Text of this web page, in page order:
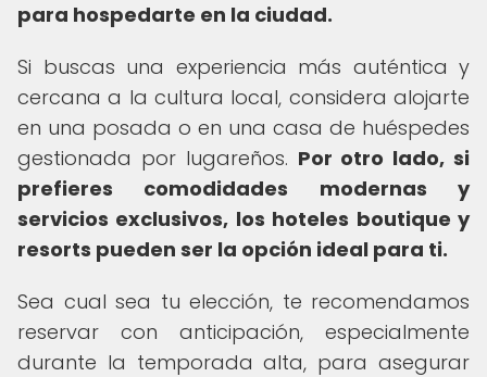
para hospedarte en la ciudad.
Si buscas una experiencia más auténtica y
cercana a la cultura local, considera alojarte
en una posada o en una casa de huéspedes
gestionada por lugareños. Por otro lado, si
prefieres comodidades modernas y
servicios exclusivos, los hoteles boutique y
resorts pueden ser la opción ideal para ti.
Sea cual sea tu elección, te recomendamos
reservar con anticipación, especialmente
durante la temporada alta, para asegurar